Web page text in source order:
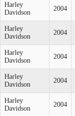
Harley
Davidson
2004
Harley
Davidson
2004
Harley
Davidson
2004
Harley
Davidson
2004
Harley
Davidson
2004